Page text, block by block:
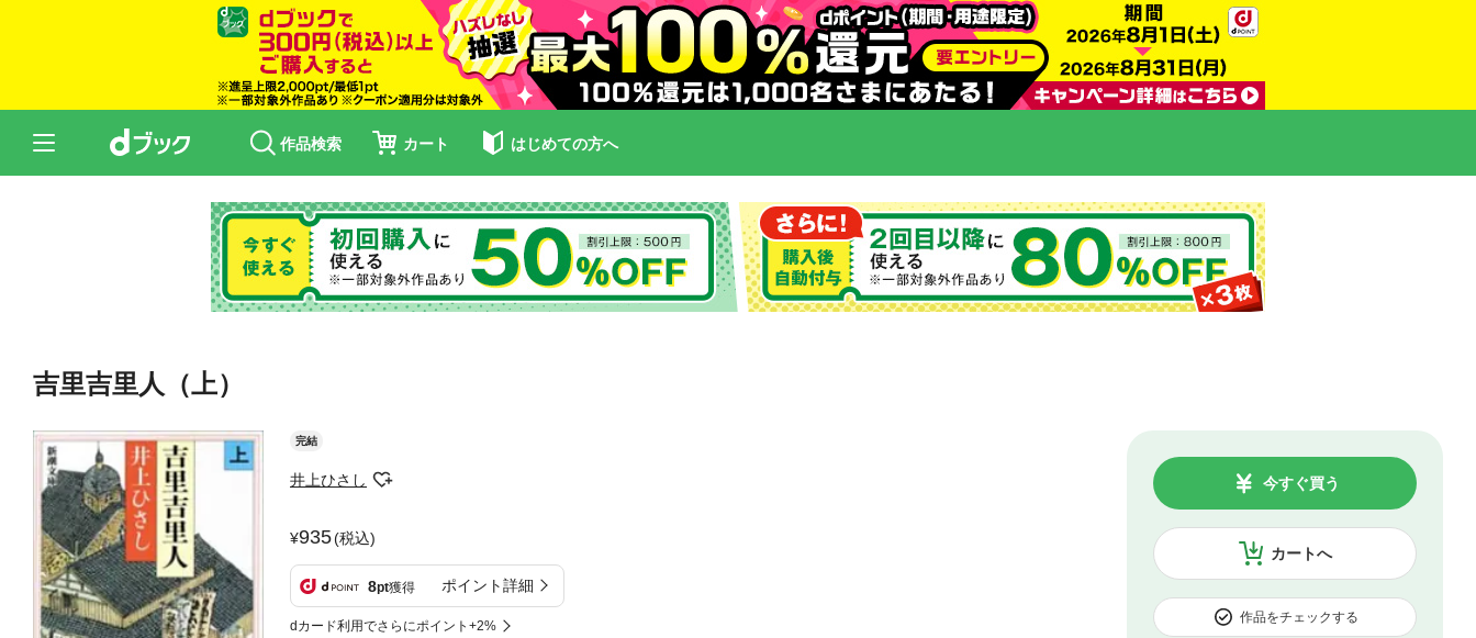
作品検索 カート はじめての方へ
吉里吉里人（上）
完結
井上ひさし
935(税込)
8pt獲得 ポイント詳細
dカード利用でさらにポイント+2%
カートへ
今すぐ買う
作品をチェックする